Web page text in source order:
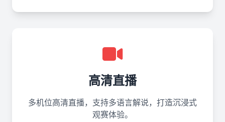
高清直播
多机位高清直播，支持多语言解说，打造沉浸式
观赛体验。